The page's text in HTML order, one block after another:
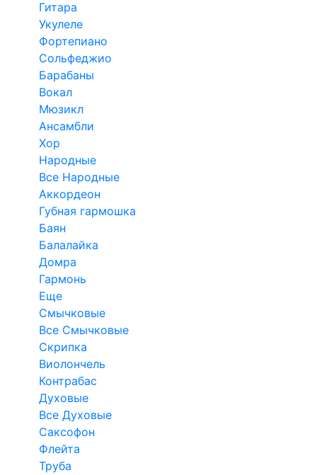
Гитара
Укулеле
Фортепиано
Сольфеджио
Барабаны
Вокал
Мюзикл
Ансамбли
Хор
Народные
Все Народные
Аккордеон
Губная гармошка
Баян
Балалайка
Домра
Гармонь
Еще
Смычковые
Все Смычковые
Скрипка
Виолончель
Контрабас
Духовые
Все Духовые
Саксофон
Флейта
Труба